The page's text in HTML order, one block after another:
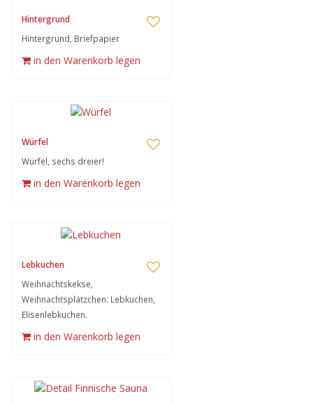
Hintergrund
Hintergrund, Briefpapier
in den Warenkorb legen
Würfel
Würfel, sechs dreier!
in den Warenkorb legen
Lebkuchen
Weihnachtskekse,
Weihnachtsplätzchen: Lebkuchen,
Elisenlebkuchen.
in den Warenkorb legen